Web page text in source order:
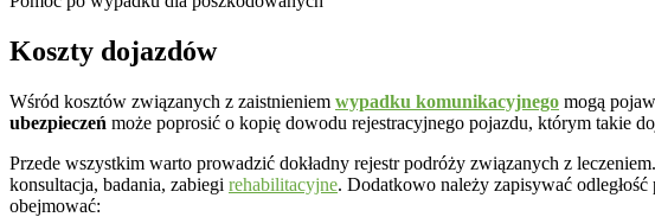
Koszty dojazdów
Wśród kosztów związanych z zaistnieniem wypadku komunikacyjnego mogą
ubezpieczeń może poprosić o kopię dowodu rejestracyjnego pojazdu, którym takie
Przede wszystkim warto prowadzić dokładny rejestr podróży związanych z
konsultacja, badania, zabiegi rehabilitacyjne. Dodatkowo należy zapisywać
obejmować: